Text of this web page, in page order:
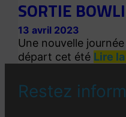
SORTIE
13 avril 2023
Une nouvelle
départ cet été Lire
Restez